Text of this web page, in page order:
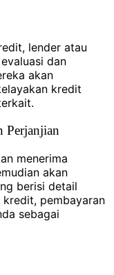
lender atau
dan
akan
kredit
Perjanjian
menerima
akan
berisi detail
pembayaran
sebagai